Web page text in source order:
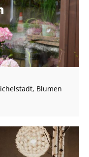
Blumen